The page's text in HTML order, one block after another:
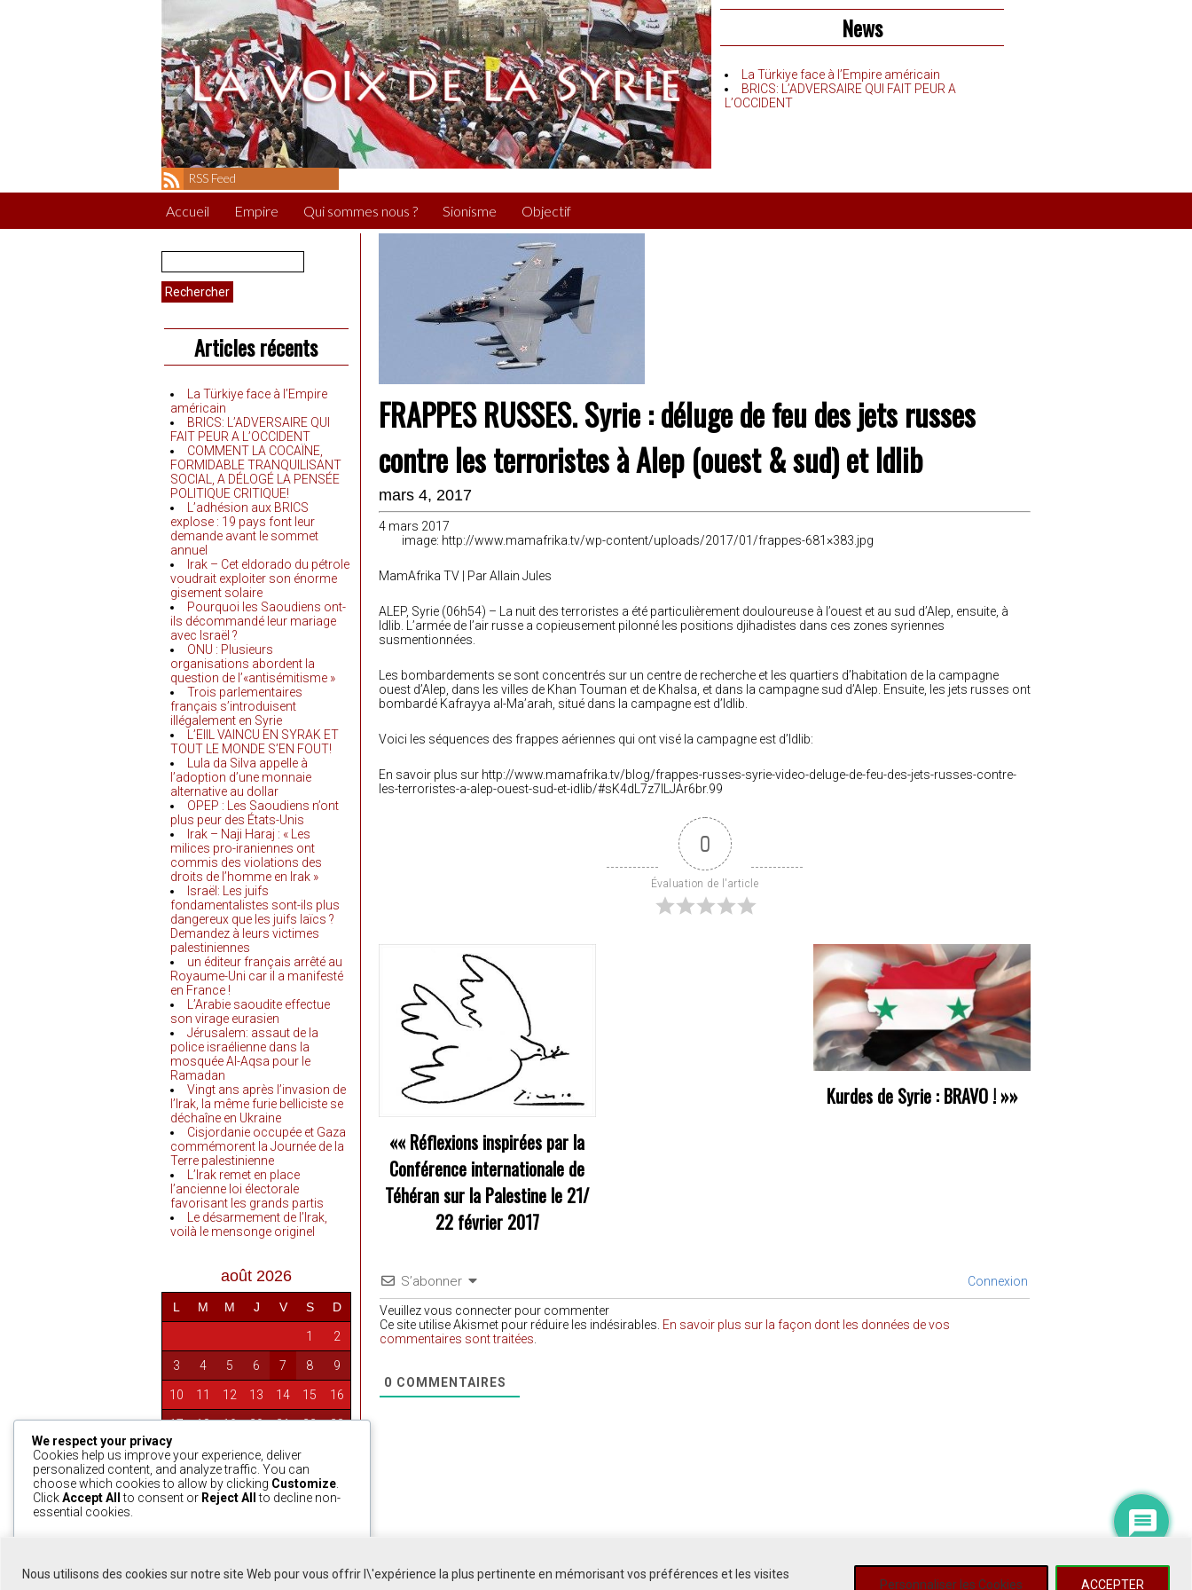
Nous utilisons des cookies sur notre site Web pour vous offrir l\'expérience la plus pertinente en mémorisant vos préférences et les visites
Personnaliser les Cookies ACCEPTER
News
La Türkiye face à l’Empire américain
BRICS: L’ADVERSAIRE QUI FAIT PEUR A
L’OCCIDENT
RSS Feed
Accueil Empire Qui sommes nous ? Sionisme Objectif
Rechercher :
Articles récents
La Türkiye face à l’Empire
américain
BRICS: L’ADVERSAIRE QUI
FAIT PEUR A L’OCCIDENT
COMMENT LA COCAÏNE,
FORMIDABLE TRANQUILISANT
SOCIAL, A DÉLOGÉ LA PENSÉE
POLITIQUE CRITIQUE!
L’adhésion aux BRICS
explose : 19 pays font leur
demande avant le sommet
annuel
Irak – Cet eldorado du pétrole
voudrait exploiter son énorme
gisement solaire
Pourquoi les Saoudiens ont-
ils décommandé leur mariage
avec Israël ?
ONU : Plusieurs
organisations abordent la
question de l’«antisémitisme »
Trois parlementaires
français s’introduisent
illégalement en Syrie
L’EIIL VAINCU EN SYRAK ET
TOUT LE MONDE S’EN FOUT!
Lula da Silva appelle à
l’adoption d’une monnaie
alternative au dollar
OPEP : Les Saoudiens n’ont
plus peur des États-Unis
Irak – Naji Haraj : « Les
milices pro-iraniennes ont
commis des violations des
droits de l’homme en Irak »
Israël: Les juifs
fondamentalistes sont-ils plus
dangereux que les juifs laïcs ?
Demandez à leurs victimes
palestiniennes
un éditeur français arrêté au
Royaume-Uni car il a manifesté
en France !
L’Arabie saoudite effectue
son virage eurasien
Jérusalem: assaut de la
police israélienne dans la
mosquée Al-Aqsa pour le
Ramadan
Vingt ans après l’invasion de
l’Irak, la même furie belliciste se
déchaîne en Ukraine
Cisjordanie occupée et Gaza
commémorent la Journée de la
Terre palestinienne
L’Irak remet en place
l’ancienne loi électorale
favorisant les grands partis
Le désarmement de l’Irak,
voilà le mensonge originel
août 2026
L M M J V S D
1 2
3 4 5 6 7 8 9
10 11 12 13 14 15 16
17 18 19 20 21 22 23
24 25 26 27 28
31
FRAPPES RUSSES. Syrie : déluge de feu des jets russes
contre les terroristes à Alep (ouest & sud) et Idlib
mars 4, 2017
4 mars 2017
image: http://www.mamafrika.tv/wp-content/uploads/2017/01/frappes-681×383.jpg
MamAfrika TV | Par Allain Jules
ALEP, Syrie (06h54) – La nuit des terroristes a été particulièrement douloureuse à l’ouest et au sud d’Alep, ensuite, à
Idlib. L’armée de l’air russe a copieusement pilonné les positions djihadistes dans ces zones syriennes
susmentionnées.
Les bombardements se sont concentrés sur un centre de recherche et les quartiers d’habitation de la campagne
ouest d’Alep, dans les villes de Khan Touman et de Khalsa, et dans la campagne sud d’Alep. Ensuite, les jets russes ont
bombardé Kafrayya al-Ma’arah, situé dans la campagne est d’Idlib.
Voici les séquences des frappes aériennes qui ont visé la campagne est d’Idlib:
En savoir plus sur http://www.mamafrika.tv/blog/frappes-russes-syrie-video-deluge-de-feu-des-jets-russes-contre-
les-terroristes-a-alep-ouest-sud-et-idlib/#sK4dL7z7lLJAr6br.99
0
Évaluation de l'article
«« Réflexions inspirées par la
Conférence internationale de
Téhéran sur la Palestine le 21/
22 février 2017
Kurdes de Syrie : BRAVO !»»
S’abonner Connexion
Veuillez vous connecter pour commenter
Ce site utilise Akismet pour réduire les indésirables. En savoir plus sur la façon dont les données de vos
commentaires sont traitées.
0 COMMENTAIRES
We respect your privacy
Cookies help us improve your experience, deliver
personalized content, and analyze traffic. You can
choose which cookies to allow by clicking Customize
ClickAccept All to consent or Reject All
to decline non-
essential cookies.
Powered by